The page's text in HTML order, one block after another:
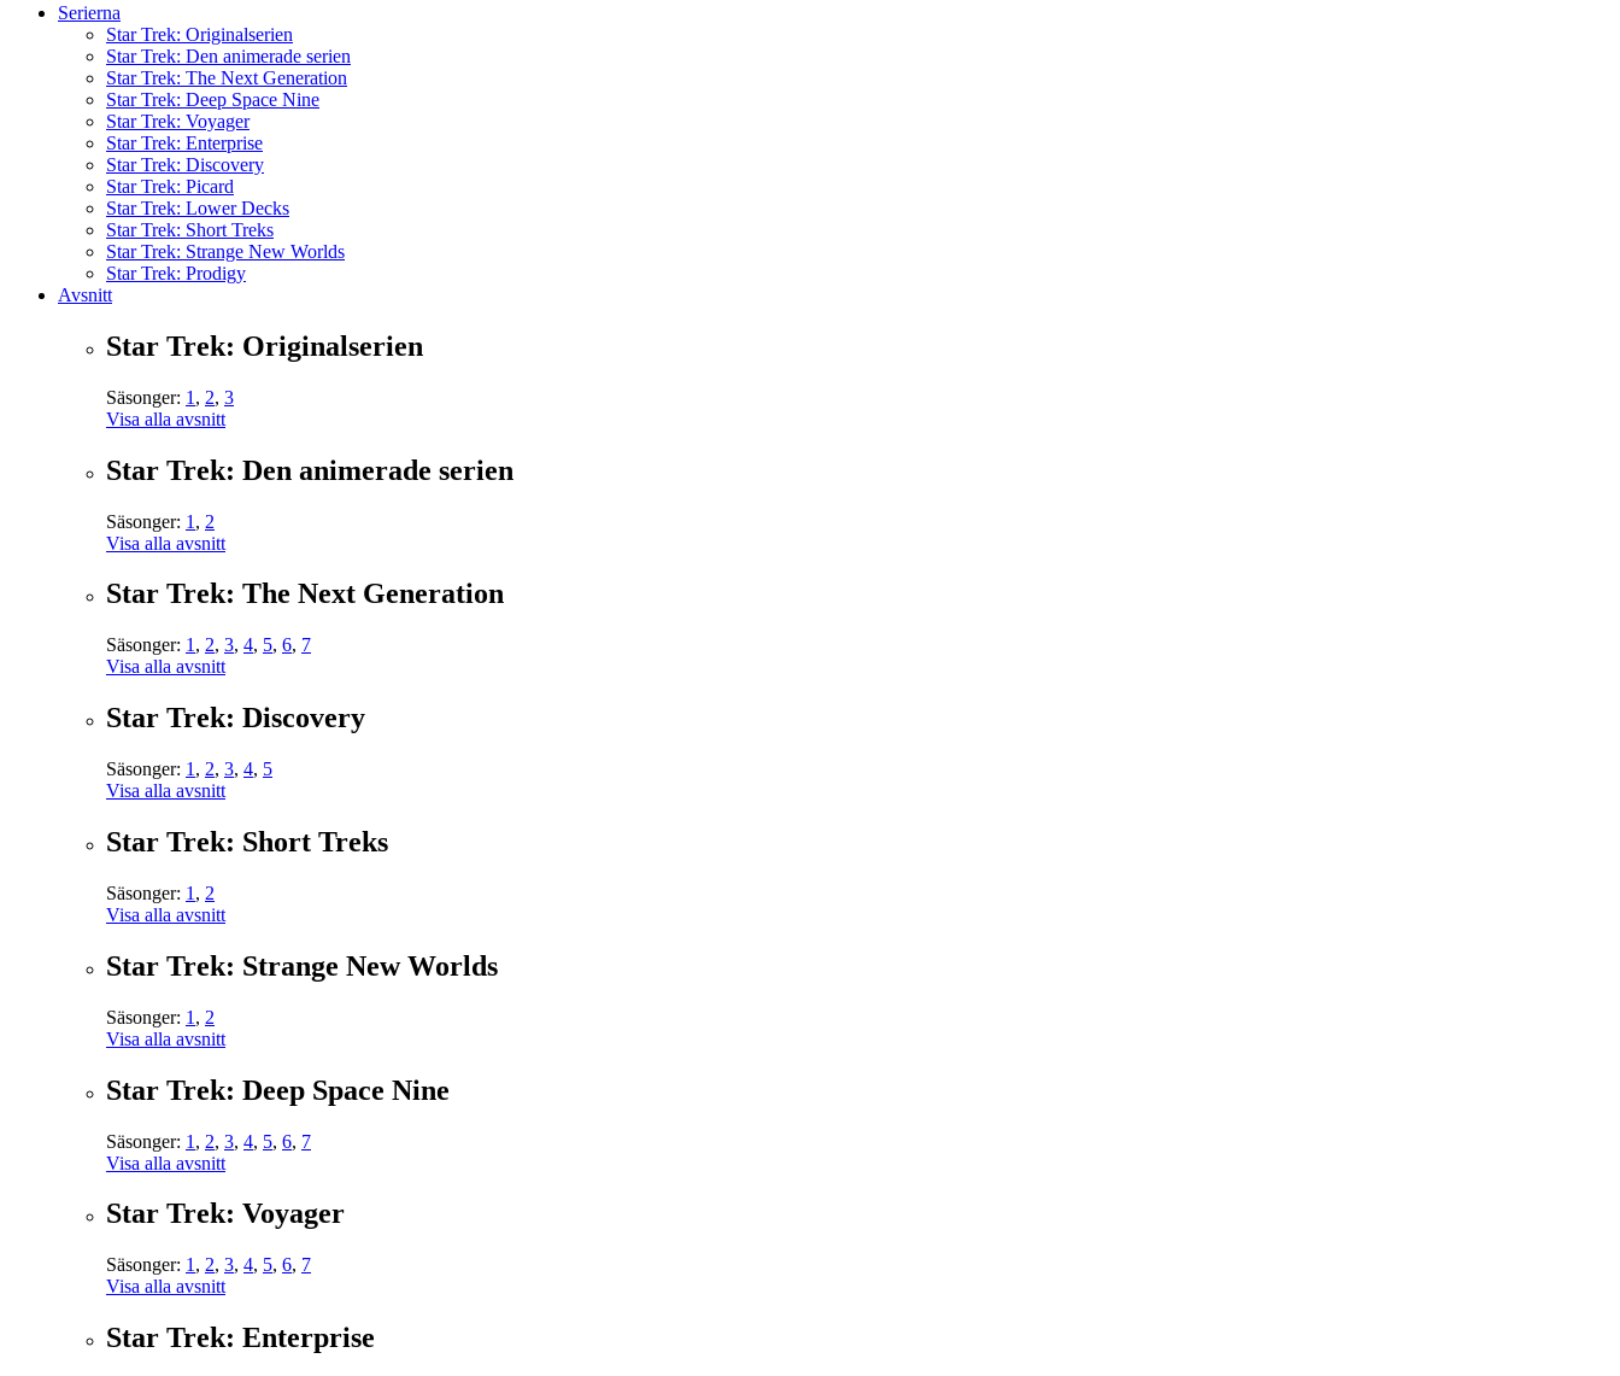
Serierna
Star Trek: Originalserien
Star Trek: Den animerade serien
Star Trek: The Next Generation
Star Trek: Deep Space Nine
Star Trek: Voyager
Star Trek: Enterprise
Star Trek: Discovery
Star Trek: Picard
Star Trek: Lower Decks
Star Trek: Short Treks
Star Trek: Strange New Worlds
Star Trek: Prodigy
Avsnitt
Star Trek: Originalserien
Säsonger: 1 , 2, 3
Visa alla avsnitt
Star Trek: Den animerade serien
Säsonger: 1 , 2
Visa alla avsnitt
Star Trek: The Next Generation
Säsonger: 1 , 2, 3, 4, 5, 6, 7
Visa alla avsnitt
Star Trek: Discovery
Säsonger: 1 , 2, 3, 4, 5
Visa alla avsnitt
Star Trek: Short Treks
Säsonger: 1 , 2
Visa alla avsnitt
Star Trek: Strange New Worlds
Säsonger: 1 , 2
Visa alla avsnitt
Star Trek: Deep Space Nine
Säsonger: 1 , 2, 3, 4, 5, 6, 7
Visa alla avsnitt
Star Trek: Voyager
Säsonger: 1 , 2, 3, 4, 5, 6, 7
Visa alla avsnitt
Star Trek: Enterprise